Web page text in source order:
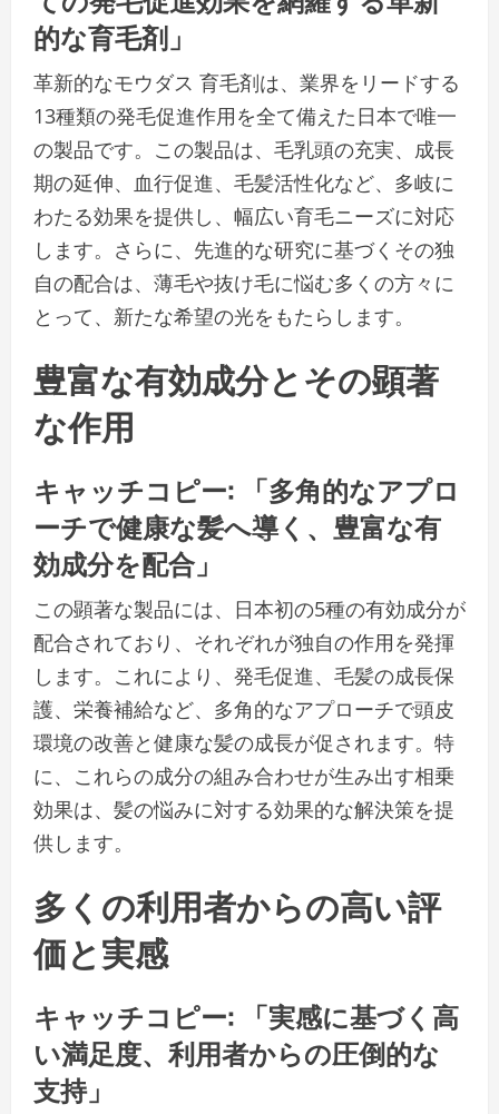
的な育毛剤」
革新的なモウダス 育毛剤は、業界をリードする
13種類の発毛促進作用を全て備えた日本で唯一
の製品です。この製品は、毛乳頭の充実、成長
期の延伸、血行促進、毛髪活性化など、多岐に
わたる効果を提供し、幅広い育毛ニーズに対応
します。さらに、先進的な研究に基づくその独
自の配合は、薄毛や抜け毛に悩む多くの方々に
とって、新たな希望の光をもたらします。
豊富な有効成分とその顕著
な作用
キャッチコピー: 「多角的なアプロ
ーチで健康な髪へ導く、豊富な有
効成分を配合」
この顕著な製品には、日本初の5種の有効成分が
配合されており、それぞれが独自の作用を発揮
します。これにより、発毛促進、毛髪の成長保
護、栄養補給など、多角的なアプローチで頭皮
環境の改善と健康な髪の成長が促されます。特
に、これらの成分の組み合わせが生み出す相乗
効果は、髪の悩みに対する効果的な解決策を提
供します。
多くの利用者からの高い評
価と実感
キャッチコピー: 「実感に基づく高
い満足度、利用者からの圧倒的な
支持」